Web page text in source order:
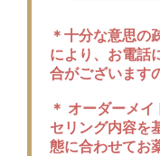
＊十分な意思の
により、お電話
合がございます
＊ オーダーメ
セリング内容を
態に合わせてお